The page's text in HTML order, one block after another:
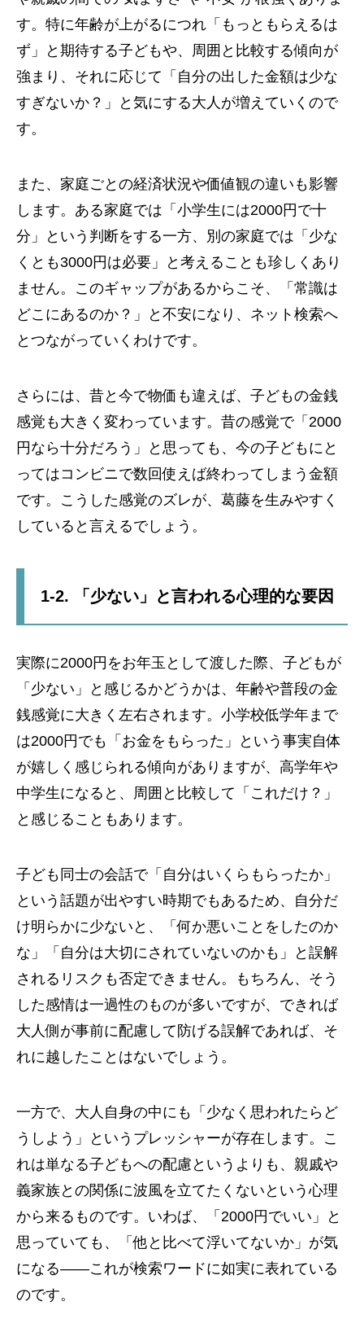
す。特に年齢が上がるにつれ「もっともらえるは
ず」と期待する子どもや、周囲と比較する傾向が
強まり、それに応じて「自分の出した金額は少な
すぎないか？」と気にする大人が増えていくので
す。
また、家庭ごとの経済状況や価値観の違いも影響
します。ある家庭では「小学生には2000円で十
分」という判断をする一方、別の家庭では「少な
くとも3000円は必要」と考えることも珍しくあり
ません。このギャップがあるからこそ、「常識は
どこにあるのか？」と不安になり、ネット検索へ
とつながっていくわけです。
さらには、昔と今で物価も違えば、子どもの金銭
感覚も大きく変わっています。昔の感覚で「2000
円なら十分だろう」と思っても、今の子どもにと
ってはコンビニで数回使えば終わってしまう金額
です。こうした感覚のズレが、葛藤を生みやすく
していると言えるでしょう。
1-2. 「少ない」と言われる心理的な要因
実際に2000円をお年玉として渡した際、子どもが
「少ない」と感じるかどうかは、年齢や普段の金
銭感覚に大きく左右されます。小学校低学年まで
は2000円でも「お金をもらった」という事実自体
が嬉しく感じられる傾向がありますが、高学年や
中学生になると、周囲と比較して「これだけ？」
と感じることもあります。
子ども同士の会話で「自分はいくらもらったか」
という話題が出やすい時期でもあるため、自分だ
け明らかに少ないと、「何か悪いことをしたのか
な」「自分は大切にされていないのかも」と誤解
されるリスクも否定できません。もちろん、そう
した感情は一過性のものが多いですが、できれば
大人側が事前に配慮して防げる誤解であれば、そ
れに越したことはないでしょう。
一方で、大人自身の中にも「少なく思われたらど
うしよう」というプレッシャーが存在します。こ
れは単なる子どもへの配慮というよりも、親戚や
義家族との関係に波風を立てたくないという心理
から来るものです。いわば、「2000円でいい」と
思っていても、「他と比べて浮いてないか」が気
になる——これが検索ワードに如実に表れている
のです。